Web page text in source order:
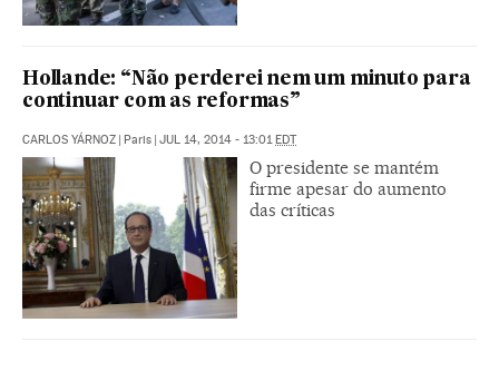
Hollande: “Não perderei nem um minuto para
continuar com as reformas”
CARLOS YÁRNOZ | Paris | JUL 14, 2014 - 13:01 EDT
O presidente se mantém
firme apesar do aumento
das críticas